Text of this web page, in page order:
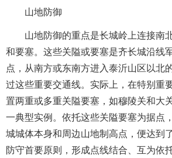
山地防御
山地防御的重点是长城岭上连接南
和要塞。这些关隘或要塞是齐长城沿线
点，从南方或东南方进入泰沂山区以北
过这些重要交通线。实际上，在特别重
置两重或多重关隘要塞，如穆陵关和大
一典型实例。依托这些关隘要塞为据点
城城体本身和周边山地制高点，便达到
防守首要原则，形成点线结合、互为依